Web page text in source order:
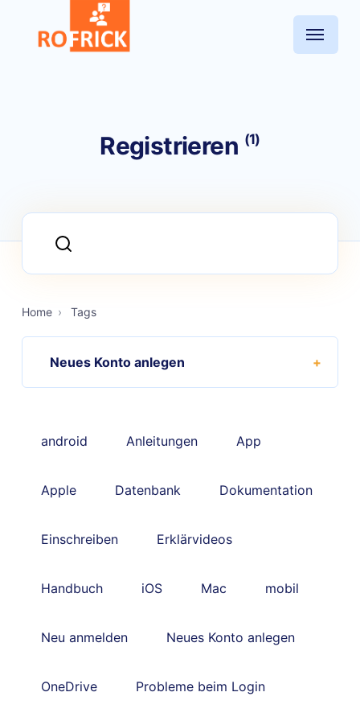
Registrieren (1)
Home › Tags
Neues Konto anlegen
android Anleitungen App
Apple Datenbank Dokumentation
Einschreiben Erklärvideos
Handbuch iOS Mac mobil
Neu anmelden Neues Konto anlegen
OneDrive Probleme beim Login